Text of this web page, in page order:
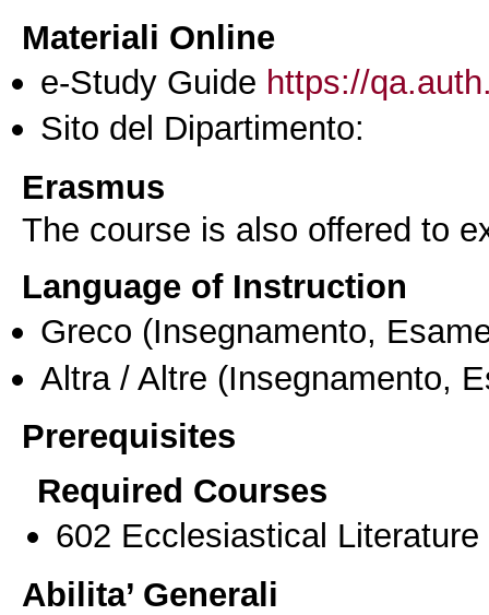
Materiali Online
e-Study Guide https://
Sito del Dipartimento:
Erasmus
The course is also offered to
Language of Instruction
Greco (Insegnamento,
Altra / Altre (Insegnamento,
Prerequisites
Required Courses
602 Ecclesiastical
Abilita’ Generali